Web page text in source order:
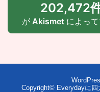
202,472
が Akismetによって
Copyright© Everydayに四